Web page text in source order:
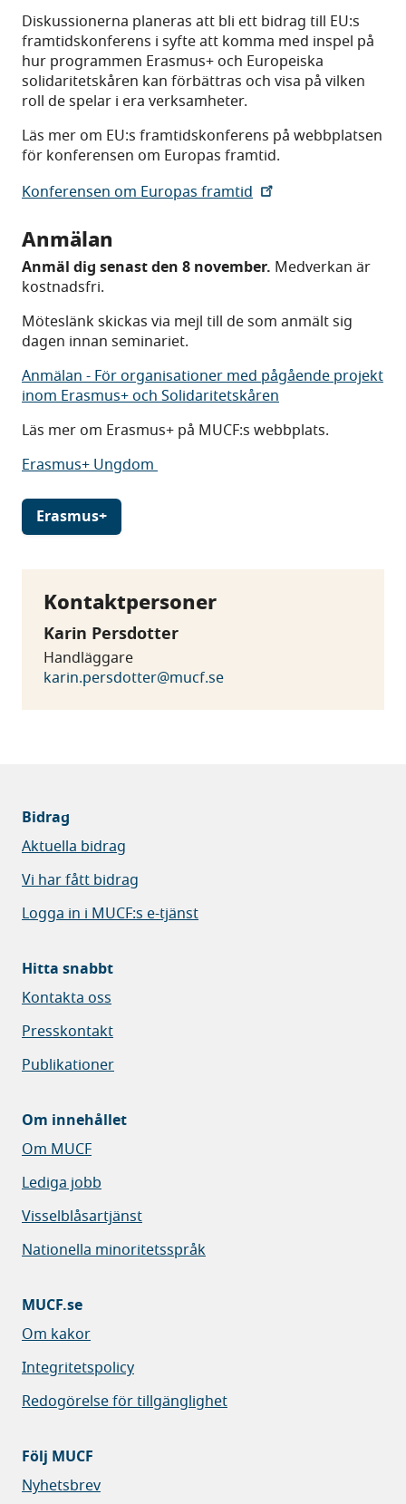
Kontaktpersoner
Karin Persdotter
Handläggare
karin.persdotter@mucf.se
Diskussionerna planeras att bli ett bidrag till EU:s
framtidskonferens i syfte att komma med inspel på
hur programmen Erasmus+ och Europeiska
solidaritetskåren kan förbättras och visa på vilken
roll de spelar i era verksamheter.
Läs mer om EU:s framtidskonferens på webbplatsen
för konferensen om Europas framtid.
Konferensen om Europas framtid
Anmälan
Anmäl dig senast den 8 november. Medverkan är
kostnadsfri.
Möteslänk skickas via mejl till de som anmält sig
dagen innan seminariet.
Anmälan - För organisationer med pågående projekt
inom Erasmus+ och Solidaritetskåren
Läs mer om Erasmus+ på MUCF:s webbplats.
Erasmus+ Ungdom
Erasmus+
Bidrag
Aktuella bidrag
Vi har fått bidrag
Logga in i MUCF:s e-tjänst
Hitta snabbt
Kontakta oss
Presskontakt
Publikationer
Om innehållet
Om MUCF
Lediga jobb
Visselblåsartjänst
Nationella minoritetsspråk
MUCF.se
Om kakor
Integritetspolicy
Redogörelse för tillgänglighet
Följ MUCF
Nyhetsbrev